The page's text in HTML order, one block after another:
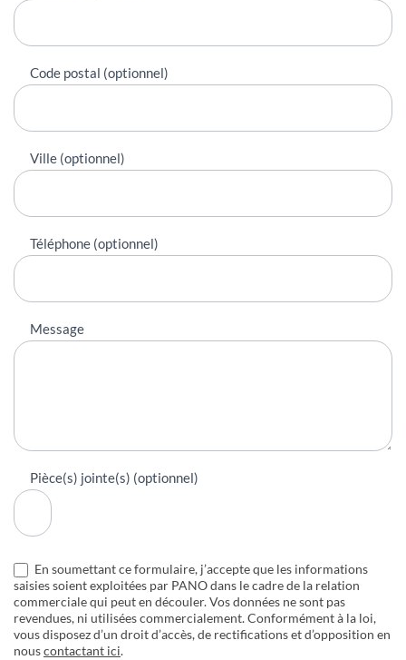
Code postal (optionnel)
Ville (optionnel)
Téléphone (optionnel)
Message
Pièce(s) jointe(s) (optionnel)
En soumettant ce formulaire, j’accepte que les informations
saisies soient exploitées par PANO dans le cadre de la relation
commerciale qui peut en découler. Vos données ne sont pas
revendues, ni utilisées commercialement. Conformément à la loi,
vous disposez d’un droit d’accès, de rectifications et d’opposition en
nouscontactant ici.